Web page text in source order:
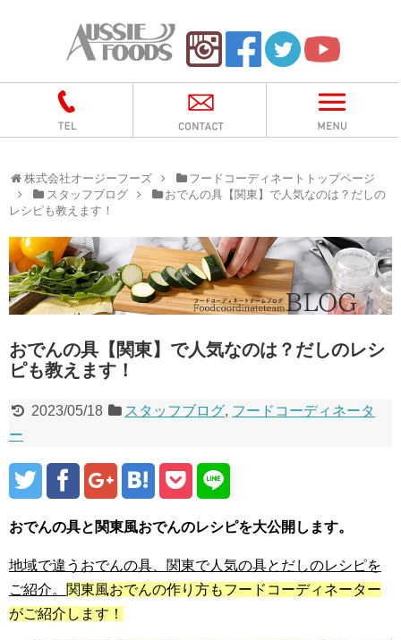
株式会社オージーフーズ
フードコーディネートトップページ
スタッフブログ
おでんの具【関東】で人気なのは？だしの
レシピも教えます！
おでんの具【関東】で人気なのは？だしのレシ
ピも教えます！
2023/05/18 スタッフブログ, フードコーディネータ
ー
おでんの具と関東風おでんのレシピを大公開します。
地域で違うおでんの具、関東で人気の具とだしのレシピを
ご紹介。 関東風おでんの作り方もフードコーディネーター
がご紹介します！